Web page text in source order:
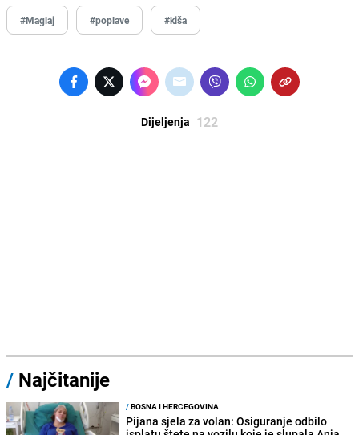
#Maglaj #poplave #kiša
Dijeljenja 122
/ Najčitanije
/BOSNA I HERCEGOVINA
Pijana sjela za volan: Osiguranje odbilo